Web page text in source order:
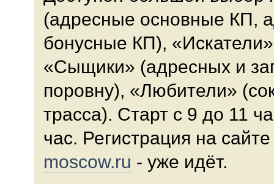
(адресные основные КП,
бонусные КП),
«Сыщики» (адресных и
поровну), «Любители»
трасса). Старт с 9 до 11
час. Регистрация на
moscow.ru - уже идёт.